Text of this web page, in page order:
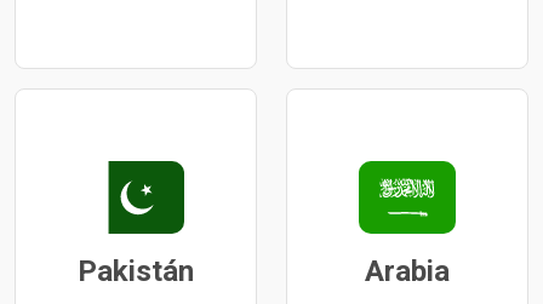
Pakistán
Arabia